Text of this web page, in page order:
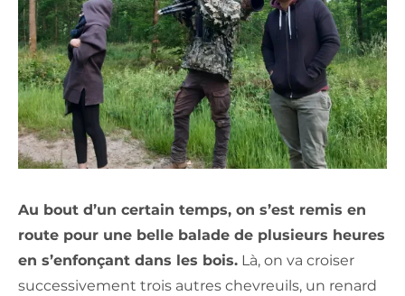
Au bout d’un certain temps, on s’est remis en
route pour une belle balade de plusieurs heures
en s’enfonçant dans les bois. Là, on va croiser
successivement trois autres chevreuils, un renard